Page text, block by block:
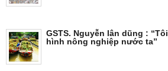
GSTS. Nguyễn lân dũng :
hình nông nghiệp nước ta”